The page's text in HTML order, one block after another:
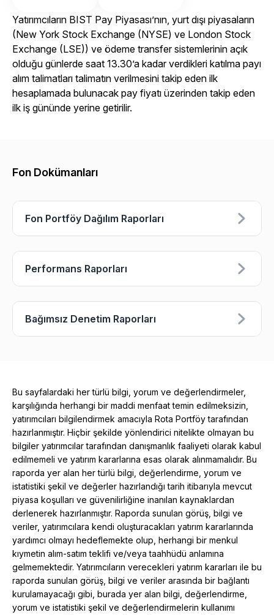
Yatırımcıların BIST Pay Piyasası’nın, yurt dışı piyasaların
(New York Stock Exchange (NYSE) ve London Stock
Exchange (LSE)) ve ödeme transfer sistemlerinin açık
olduğu günlerde saat 13.30’a kadar verdikleri katılma payı
alım talimatları talimatın verilmesini takip eden ilk
hesaplamada bulunacak pay fiyatı üzerinden takip eden
ilk iş gününde yerine getirilir.
Fon Dokümanları
Fon Portföy Dağılım Raporları
Performans Raporları
Bağımsız Denetim Raporları
Bu sayfalardaki her türlü bilgi, yorum ve değerlendirmeler,
karşılığında herhangi bir maddi menfaat temin edilmeksizin,
yatırımcıları bilgilendirmek amacıyla Rota Portföy tarafından
hazırlanmıştır. Hiçbir şekilde yönlendirici nitelikte olmayan bu
bilgiler yatırımcılar tarafından danışmanlık faaliyeti olarak kabul
edilmemeli ve yatırım kararlarına esas olarak alınmamalıdır. Bu
raporda yer alan her türlü bilgi, değerlendirme, yorum ve
istatistiki şekil ve değerler hazırlandığı tarih itibarıyla mevcut
piyasa koşulları ve güvenilirliğine inanılan kaynaklardan
derlenerek hazırlanmıştır. Raporda sunulan görüş, bilgi ve
veriler, yatırımcılara kendi oluşturacakları yatırım kararlarında
yardımcı olmayı hedeflemekte olup, herhangi bir menkul
kıymetin alım-satım teklifi ve/veya taahhüdü anlamına
gelmemektedir. Yatırımcıların verecekleri yatırım kararları ile bu
raporda sunulan görüş, bilgi ve veriler arasında bir bağlantı
kurulamayacağı gibi, burada yer alan bilgi, değerlendirme,
yorum ve istatistiki şekil ve değerlendirmelerin kullanımı